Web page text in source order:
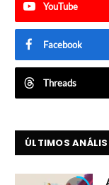
YouTube
Facebook
Threads
ÚLTIMOS